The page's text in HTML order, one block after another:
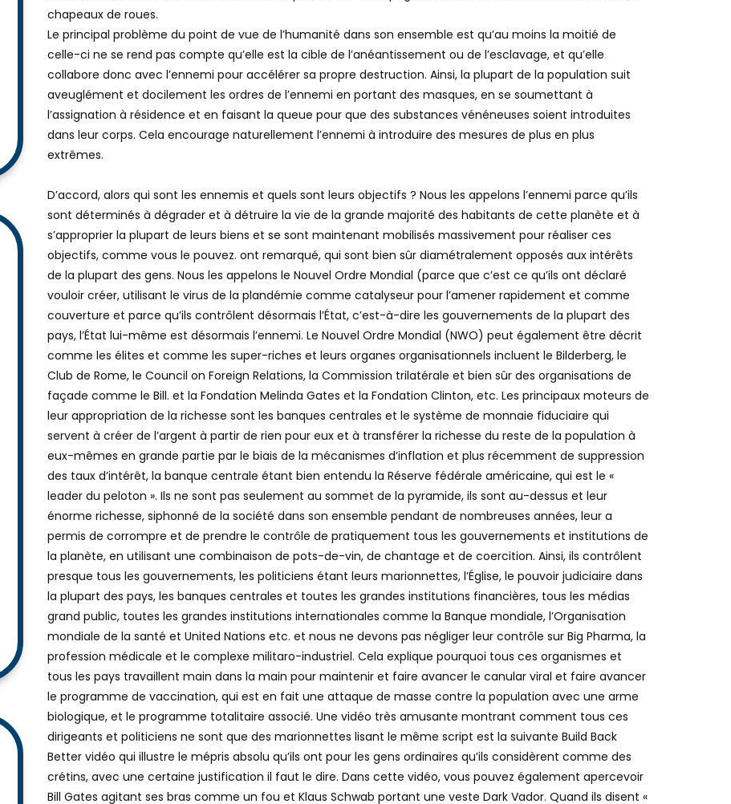
préparation, a déclaré une guerre totale contre le reste de l’humanité, et depuis que cette guerre a
débuté avec un « choc et une crainte sans précédent ” campagne, elle a définitivement démarré sur les
chapeaux de roues.
Le principal problème du point de vue de l’humanité dans son ensemble est qu’au moins la moitié de
celle-ci ne se rend pas compte qu’elle est la cible de l’anéantissement ou de l’esclavage, et qu’elle
collabore donc avec l’ennemi pour accélérer sa propre destruction. Ainsi, la plupart de la population suit
aveuglément et docilement les ordres de l’ennemi en portant des masques, en se soumettant à
l’assignation à résidence et en faisant la queue pour que des substances vénéneuses soient introduites
extrêmes.
D’accord, alors qui sont les ennemis et quels sont leurs objectifs ? Nous les appelons l’ennemi parce qu’ils
sont déterminés à dégrader et à détruire la vie de la grande majorité des habitants de cette planète et à
s’approprier la plupart de leurs biens et se sont maintenant mobilisés massivement pour réaliser ces
objectifs, comme vous le pouvez. ont remarqué, qui sont bien sûr diamétralement opposés aux intérêts
de la plupart des gens. Nous les appelons le Nouvel Ordre Mondial (parce que c’est ce qu’ils ont déclaré
vouloir créer, utilisant le virus de la plandémie comme catalyseur pour l’amener rapidement et comme
couverture et parce qu’ils contrôlent désormais l’État, c’est-à-dire les gouvernements de la plupart des
pays, l’État lui-même est désormais l’ennemi. Le Nouvel Ordre Mondial (NWO) peut également être décrit
comme les élites et comme les super-riches et leurs organes organisationnels incluent le Bilderberg, le
Club de Rome, le Council on Foreign Relations, la Commission trilatérale et bien sûr des organisations de
façade comme le Bill. et la Fondation Melinda Gates et la Fondation Clinton, etc. Les principaux moteurs de
leur appropriation de la richesse sont les banques centrales et le système de monnaie fiduciaire qui
servent à créer de l’argent à partir de rien pour eux et à transférer la richesse du reste de la population à
eux-mêmes en grande partie par le biais de la mécanismes d’inflation et plus récemment de suppression
des taux d’intérêt, la banque centrale étant bien entendu la Réserve fédérale américaine, qui est le «
leader du peloton ». Ils ne sont pas seulement au sommet de la pyramide, ils sont au-dessus et leur
énorme richesse, siphonné de la société dans son ensemble pendant de nombreuses années, leur a
permis de corrompre et de prendre le contrôle de pratiquement tous les gouvernements et institutions de
la planète, en utilisant une combinaison de pots-de-vin, de chantage et de coercition. Ainsi, ils contrôlent
presque tous les gouvernements, les politiciens étant leurs marionnettes, l’Église, le pouvoir judiciaire dans
la plupart des pays, les banques centrales et toutes les grandes institutions financières, tous les médias
grand public, toutes les grandes institutions internationales comme la Banque mondiale, l’Organisation
mondiale de la santé et United Nations etc. et nous ne devons pas négliger leur contrôle sur Big Pharma, la
profession médicale et le complexe militaro-industriel. Cela explique pourquoi tous ces organismes et
tous les pays travaillent main dans la main pour maintenir et faire avancer le canular viral et faire avancer
le programme de vaccination, qui est en fait une attaque de masse contre la population avec une arme
biologique, et le programme totalitaire associé. Une vidéo très amusante montrant comment tous ces
dirigeants et politiciens ne sont que des marionnettes lisant le même script est la suivante Build Back
Better vidéo qui illustre le mépris absolu qu’ils ont pour les gens ordinaires qu’ils considèrent comme des